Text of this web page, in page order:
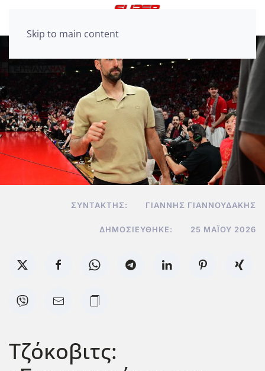
Skip to main content
ΣΥΝΤΆΚΤΗΣ: ΓΙΆΝΝΗΣ ΓΙΑΝΝΟΥΔΆΚΗΣ
ΔΗΜΟΣΙΕΎΘΗΚΕ: 25 ΜΑΪ́ΟΥ 2026
Τζόκοβιτς: